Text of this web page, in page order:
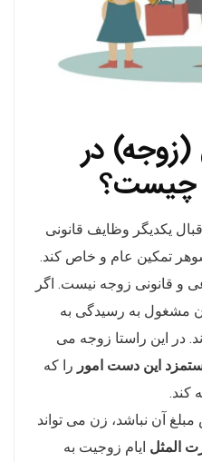
در
چیست؟
یکدیگر وظایف قانونی
تمکین عام و خاص کند.
و قانونی زوجه نیست. اگر
مشغول به رسیدگی به
در این راستا زوجه می
این دست امور را که
کند.
آن نباشد، زن می تواند
المثل ایام زوجیت به